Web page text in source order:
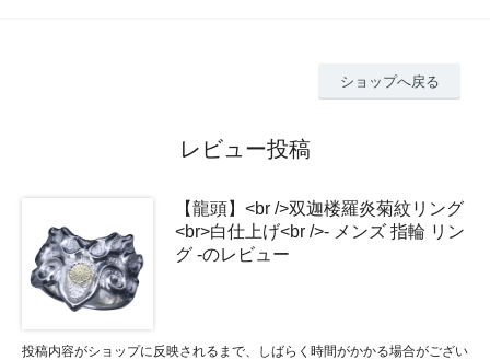
ショップへ戻る
レビュー投稿
【龍頭】<br />双迦楼羅炎菊紋リング
<br>白仕上げ<br />- メンズ 指輪 リン
グ -のレビュー
投稿内容がショップに反映されるまで、しばらく時間がかかる場合がござい